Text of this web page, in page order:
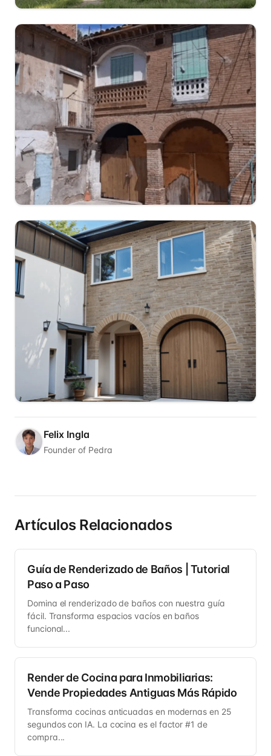
Felix Ingla
Founder of Pedra
Artículos Relacionados
Guía de Renderizado de Baños | Tutorial
Paso a Paso
Domina el renderizado de baños con nuestra guía
fácil. Transforma espacios vacíos en baños
funcional...
Render de Cocina para Inmobiliarias:
Vende Propiedades Antiguas Más Rápido
Transforma cocinas anticuadas en modernas en 25
segundos con IA. La cocina es el factor #1 de
compra...